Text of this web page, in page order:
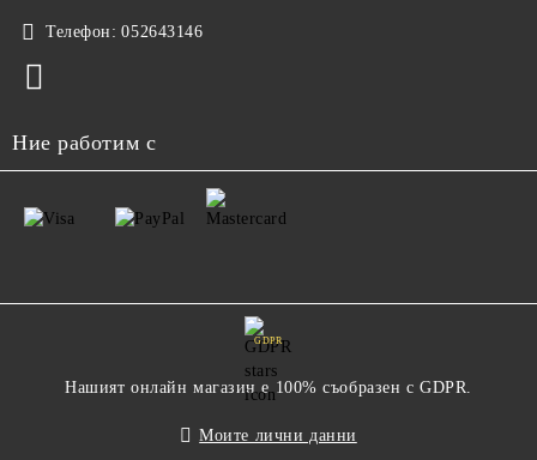
Телефон: 052643146
Ние работим с
GDPR
Нашият онлайн магазин е 100% съобразен с GDPR.
Моите лични данни